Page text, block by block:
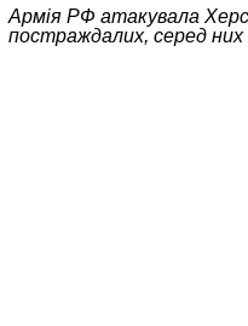
Армія РФ атакувала
постраждалих, серед них